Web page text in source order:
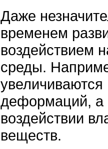
Даже
временем
воздействием
среды.
деформаций, а
воздействии
веществ.